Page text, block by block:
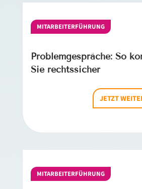
MITARBEITERFÜHRUNG
Problemgespräche: So
Sie rechtssicher
JETZT
MITARBEITERFÜHRUNG